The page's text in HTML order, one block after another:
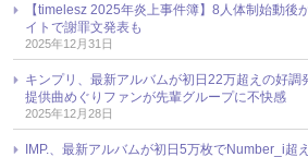
【timelesz 2025年炎上事件簿】8人体制始動
イトで謝罪文発表も
2025年12月31日
キンプリ、最新アルバムが初日22万超えの好
提供曲めぐりファンが先輩グループに不快感
2025年12月28日
IMP.、最新アルバムが初日5万枚でNumber_i